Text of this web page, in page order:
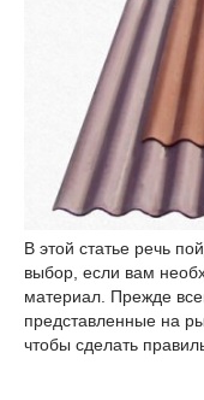
В этой статье речь
выбор, если вам
материал. Прежде
представленные на
чтобы сделать